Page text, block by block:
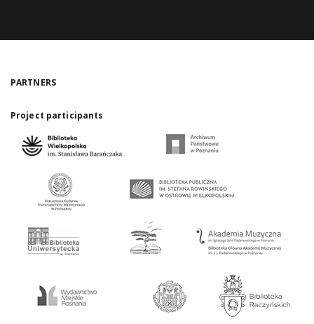
PARTNERS
Project participants